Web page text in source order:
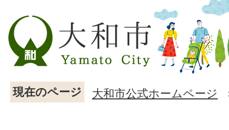
現在のページ 大和市公式ホームページ